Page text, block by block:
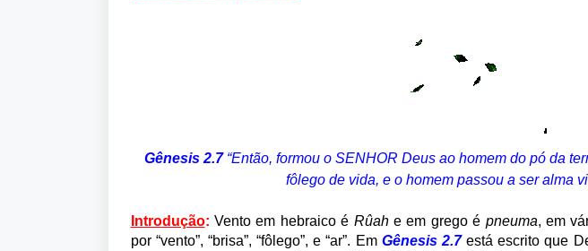
Gênesis 2.7 “Então, formou o SENHOR Deus ao homem do pó da
fôlego de vida, e o homem passou a ser alma
Introdução: Vento em hebraico é Rûah e em grego é pneuma, em
por “vento”, “brisa”, “fôlego”, e “ar”. Em Gênesis 2.7 está escrito que